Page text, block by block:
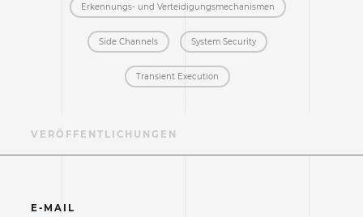
Erkennungs- und Verteidigungs­mechanismen
Side Channels System Security
Transient Execution
VERÖFFENTLICHUNGEN
E-MAIL